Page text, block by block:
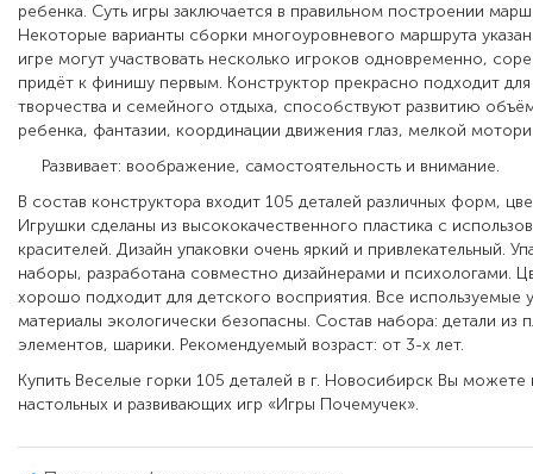
ребенка. Суть игры заключается в правильном построении
Некоторые варианты сборки многоуровневого маршрута
игре могут участвовать несколько игроков одновременно,
придёт к финишу первым. Конструктор прекрасно подходит
творчества и семейного отдыха, способствуют развитию
ребенка, фантазии, координации движения глаз, мелкой
Развивает: воображение, самостоятельность и внимание.
В состав конструктора входит 105 деталей различных форм,
Игрушки сделаны из высококачественного пластика с
красителей. Дизайн упаковки очень яркий и привлекательный.
наборы, разработана совместно дизайнерами и психологами.
хорошо подходит для детского восприятия. Все используемые
материалы экологически безопасны. Состав набора: детали из
элементов, шарики. Рекомендуемый возраст: от 3-х лет.
Купить Веселые горки 105 деталей в г. Новосибирск Вы можете
настольных и развивающих игр «Игры Почемучек».